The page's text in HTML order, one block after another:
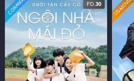
PD. 30
C-DRAMA US-MOVIE